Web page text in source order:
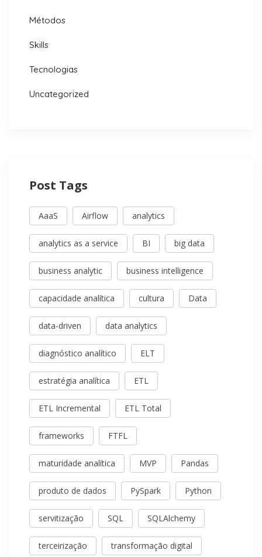
Métodos
Skills
Tecnologias
Uncategorized
Post Tags
AaaS Airflow analytics
analytics as a service BI big data
business analytic business intelligence
capacidade analítica cultura Data
data-driven data analytics
diagnóstico analítico ELT
estratégia analítica ETL
ETL Incremental ETL Total
frameworks FTFL
maturidade analítica MVP Pandas
produto de dados PySpark Python
servitização SQL SQLAlchemy
terceirização transformação digital